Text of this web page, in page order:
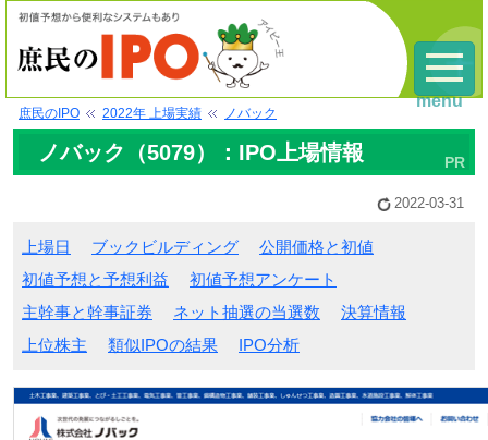
庶民のIPO 2022年 上場実績 ノバック
ノバック（5079）：IPO上場情報
2022-03-31
上場日 ブックビルディング
公開価格と初値
初値予想と予想利益
初値予想アンケート
主幹事と幹事証券
ネット抽選の当選数
決算情報
上位株主
類似IPOの結果 IPO分析
menu